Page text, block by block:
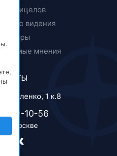
прицелов
видения
мнения
Короленко, 1 к.8
989-10-56
в Москве